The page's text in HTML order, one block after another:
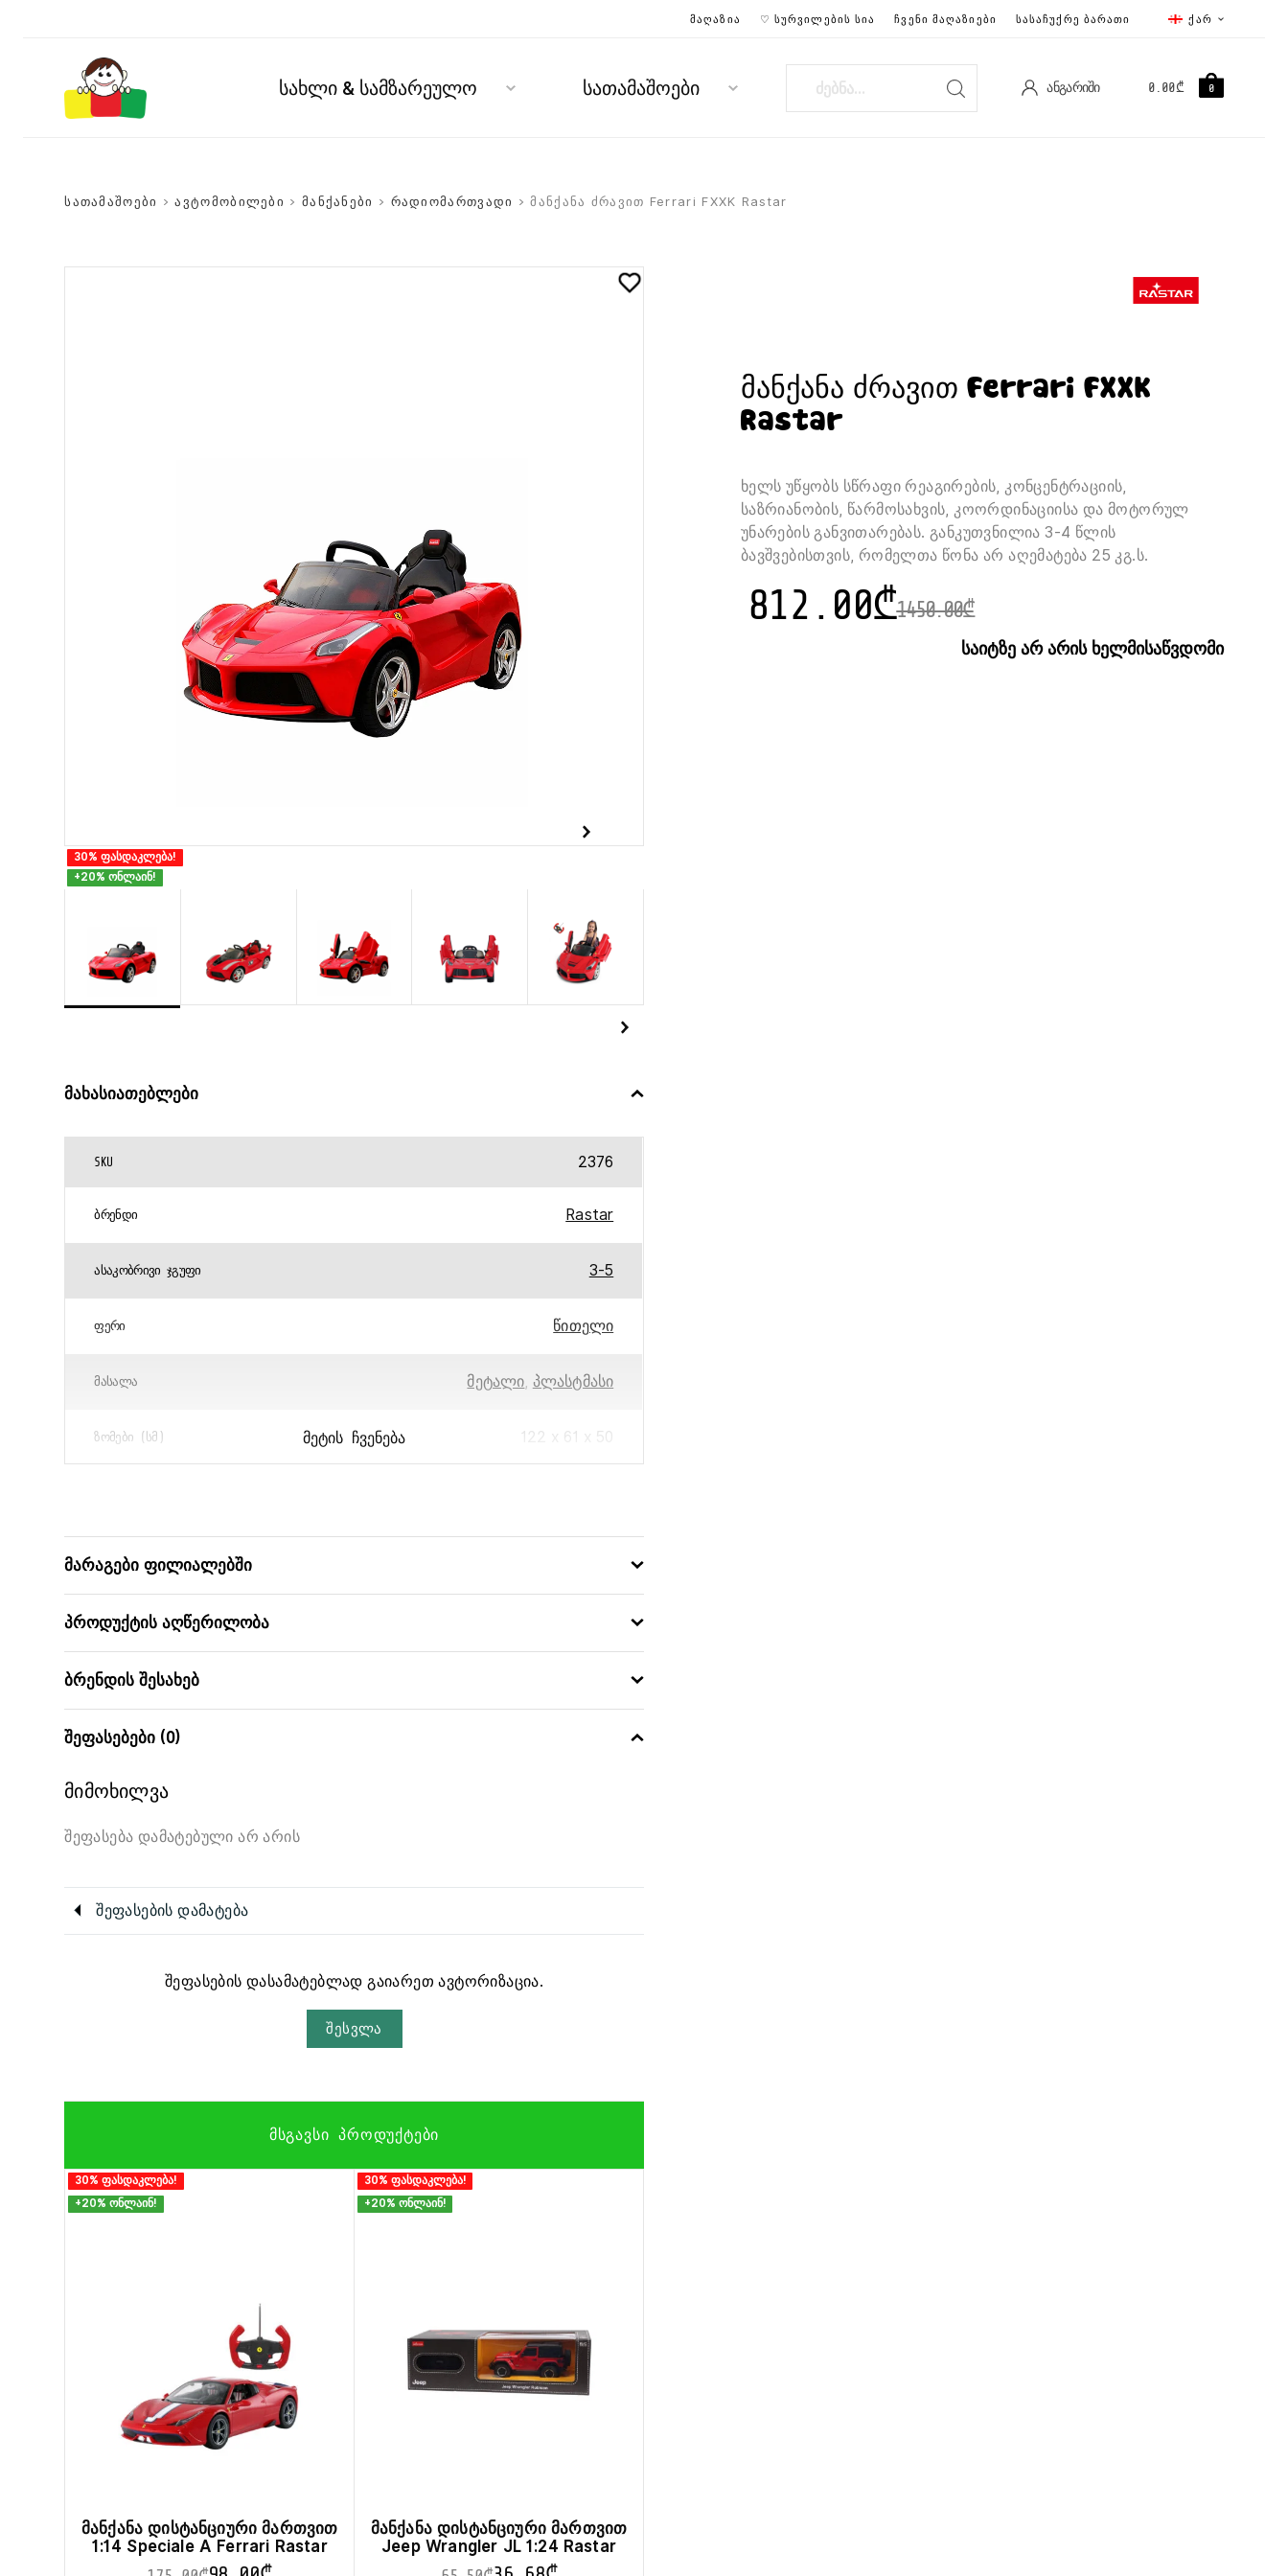
ᲥᲐᲠ
ᲛᲐᲦᲐᲖᲘᲐ ♡ ᲡᲣᲠᲕᲘᲚᲔᲑᲘᲡ ᲡᲘᲐ ᲩᲕᲔᲜᲘ ᲛᲐᲦᲐᲖᲘᲔᲑᲘ ᲡᲐᲡᲐᲩᲣᲥᲠᲔ ᲑᲐᲠᲐᲗᲘ
სახლი & სამზარეულო სათამაშოები ᲐᲜᲒᲐᲠᲘᲨᲘ 0.00₾ 0
სათამაშოები >ავტომობილები > მანქანები > რადიომართვადი > მანქანა ძრავით Ferrari FXXK Rastar
30% ფასდაკლება!
+20% ონლაინ!
მანქანა ძრავით Ferrari FXXK
Rastar
ხელს უწყობს სწრაფი რეაგირების, კონცენტრაციის,
საზრიანობის, წარმოსახვის, კოორდინაციისა და მოტორულ
უნარების განვითარებას. განკუთვნილია 3-4 წლის
ბავშვებისთვის, რომელთა წონა არ აღემატება 25 კგ.ს.
1450.00₾
812.00₾
საიტზე არ არის ხელმისაწვდომი
მახასიათებლები
SKU 2376
ᲑᲠᲔᲜᲓᲘ Rastar
ᲐᲡᲐᲙᲝᲑᲠᲘᲕᲘ ᲯᲒᲣᲤᲘ 3-5
ᲤᲔᲠᲘ წითელი
ᲛᲐᲡᲐᲚᲐ მეტალი, პლასტმასი
ᲖᲝᲛᲔᲑᲘ (ᲡᲛ) 122 x 61 x 50
ᲛᲔᲢᲘᲡ ᲩᲕᲔᲜᲔᲑᲐ
მარაგები ფილიალებში
პროდუქტის აღწერილობა
ბრენდის შესახებ
შეფასებები (0)
მიმოხილვა
შეფასება დამატებული არ არის
შეფასების დამატება
შეფასების დასამატებლად გაიარეთ ავტორიზაცია.
შესვლა
ᲛᲡᲒᲐᲕᲡᲘ ᲞᲠᲝᲓᲣᲥᲢᲔᲑᲘ
30% ფასდაკლება!
+20% ონლაინ!
მანქანა დისტანციური მართვით
1:14 Speciale A Ferrari Rastar
30% ფასდაკლება!
+20% ონლაინ!
მანქანა დისტანციური მართვით
Jeep Wrangler JL 1:24 Rastar